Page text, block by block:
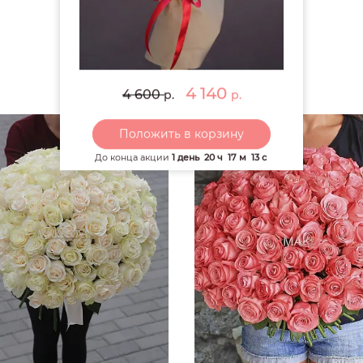
РЕКОМЕНДУЕМ
4 600р. 4 140 р.
Положить в корзину
До конца акции 1 день 20 ч 17 м 12 с